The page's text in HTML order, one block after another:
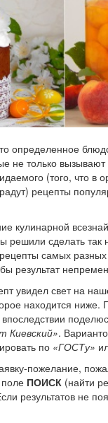
определенное
не только
(того, что
рецепты
кулинарной
решили сделать так
самых
результат
увидел свет на
находится
Киевский».
по «ГОСТу»
пожелание,
ПОИСК (найти
результатов не